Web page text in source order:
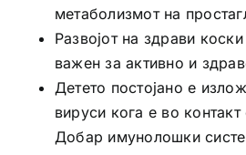
метаболизмот на
Развојот на здрави
важен за активно и
Детето постојано е
вируси кога е во
Добар имунолошки